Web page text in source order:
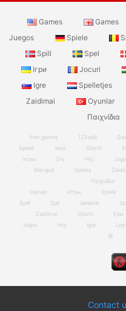
Games Games
Juegos
Spiele
Spill
Spel
Ігри
Jocuri
Igre
Spelletjes
Zaidimai
Oyunlar
Παιχνίδια
free games 123spill
Spiele
Jeux Giochi
игры
Gry Hry
Mängud
Speles
Παιχνίδια
Games
Игры Spiele
Spel
Spil Jatekok
Zaidimai
Giochi Ігри
Jogos
Hry Igre
戏
Contact